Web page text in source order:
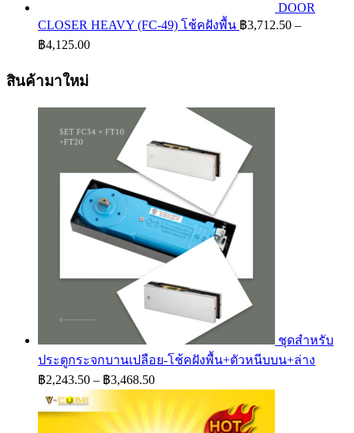
DOOR
CLOSER HEAVY (FC-49) โช้คฝังพื้น ฿3,712.50 –
฿4,125.00Price
฿4,125.00
สินค้ามาใหม่
ชุดสำหรับ
ประตูกระจกบานเปลือย-โช้คฝังพื้น+ตัวหนีบบน+ล่าง
฿2,243.50 – ฿3,468.50Price
range:
฿2,243.50
through